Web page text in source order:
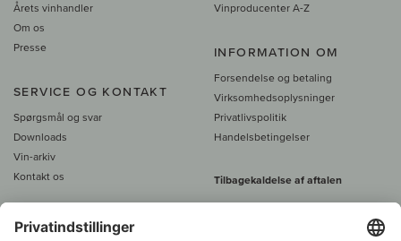
Årets vinhandler
Om os
Presse
SERVICE OG KONTAKT
Spørgsmål og svar
Downloads
Vin-arkiv
Kontakt os
Vinproducenter A-Z
INFORMATION OM
Forsendelse og betaling
Virksomhedsoplysninger
Privatlivspolitik
Handelsbetingelser
Tilbagekaldelse af aftalen
Alle priser er inkl. moms, plus 39
450 DKK gratis fragt